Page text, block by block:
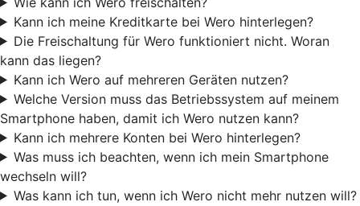
Kann ich meine Kreditkarte bei Wero hinterlegen?
Die Freischaltung für Wero funktioniert nicht. Woran
kann das liegen?
Kann ich Wero auf mehreren Geräten nutzen?
Welche Version muss das Betriebssystem auf meinem
Smartphone haben, damit ich Wero nutzen kann?
Kann ich mehrere Konten bei Wero hinterlegen?
Was muss ich beachten, wenn ich mein Smartphone
wechseln will?
Was kann ich tun, wenn ich Wero nicht mehr nutzen will?